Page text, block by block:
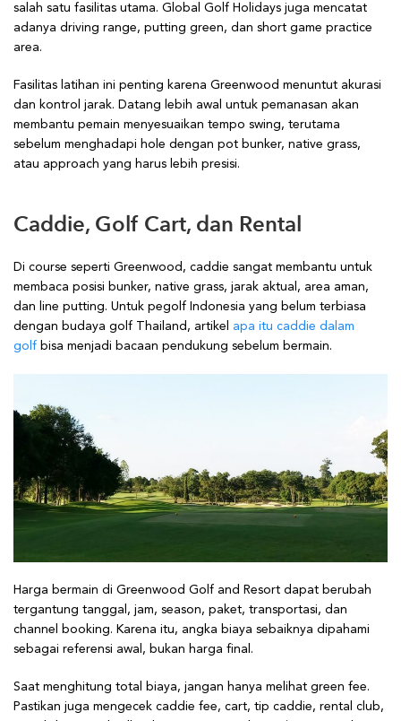
salah satu fasilitas utama. Global Golf Holidays juga mencatat
adanya driving range, putting green, dan short game practice
area.
Fasilitas latihan ini penting karena Greenwood menuntut akurasi
dan kontrol jarak. Datang lebih awal untuk pemanasan akan
membantu pemain menyesuaikan tempo swing, terutama
sebelum menghadapi hole dengan pot bunker, native grass,
atau approach yang harus lebih presisi.
Caddie, Golf Cart, dan Rental
Di course seperti Greenwood, caddie sangat membantu untuk
membaca posisi bunker, native grass, jarak aktual, area aman,
dan line putting. Untuk pegolf Indonesia yang belum terbiasa
dengan budaya golf Thailand, artikel apa itu caddie dalam
golf bisa menjadi bacaan pendukung sebelum bermain.
Harga bermain di Greenwood Golf and Resort dapat berubah
tergantung tanggal, jam, season, paket, transportasi, dan
channel booking. Karena itu, angka biaya sebaiknya dipahami
sebagai referensi awal, bukan harga final.
Saat menghitung total biaya, jangan hanya melihat green fee.
Pastikan juga mengecek caddie fee, cart, tip caddie, rental club,